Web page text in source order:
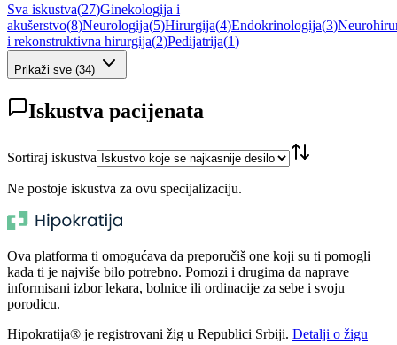
Sva iskustva(27)Ginekologija i
akušerstvo(8)Neurologija(5)Hirurgija(4)Endokrinologija(3)
i rekonstruktivna hirurgija(2)Pedijatrija(1)
Prikaži sve (34)
Iskustva pacijenata
Sortiraj iskustva
Ne postoje iskustva za ovu specijalizaciju.
Ova platforma ti omogućava da preporučiš one koji su ti pomogli
kada ti je najviše bilo potrebno. Pomozi i drugima da naprave
informisani izbor lekara, bolnice ili ordinacije za sebe i svoju
porodicu.
Hipokratija® je registrovani žig u Republici Srbiji. Detalji o žigu